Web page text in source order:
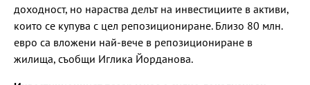
доходност, но нараства делът на инвестициите в активи,
които се купува с цел репозициониране. Близо 80 млн.
евро са вложени най-вече в репозициониране в
жилища, съобщи Иглика Йорданова.